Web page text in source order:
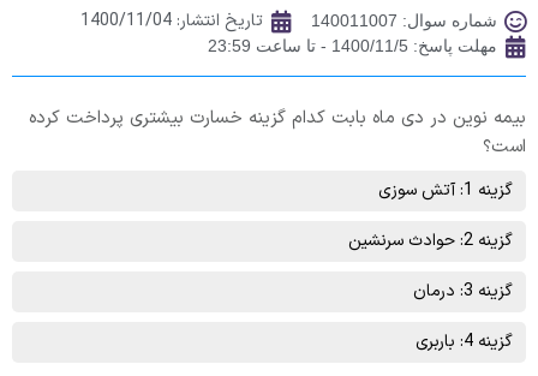
شماره سوال: 140011007 تاریخ انتشار: 1400/11/04
مهلت پاسخ: 1400/11/5 - تا ساعت 23:59
بیمه نوین در دی ماه بابت کدام گزینه خسارت بیشتری پرداخت کرده
است؟
گزینه 1: آتش سوزی
گزینه 2: حوادث سرنشین
گزینه 3: درمان
گزینه 4: باربری